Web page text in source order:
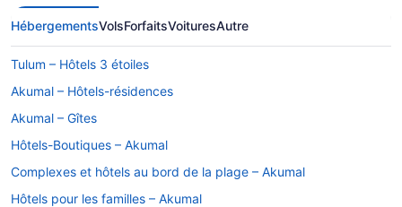
HébergementsVolsForfaitsVoituresAutre
Tulum – Hôtels 3 étoiles
Akumal – Hôtels-résidences
Akumal – Gîtes
Hôtels-Boutiques – Akumal
Complexes et hôtels au bord de la plage – Akumal
Hôtels pour les familles – Akumal